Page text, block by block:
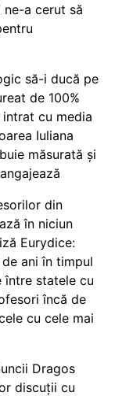
ne-a cerut să
să-i ducă pe
de 100%
cu media
Iuliana
măsurată și
din
în niciun
Eurydice:
ani în timpul
între statele cu
încă de
cu cele mai
Dragos
discuții cu